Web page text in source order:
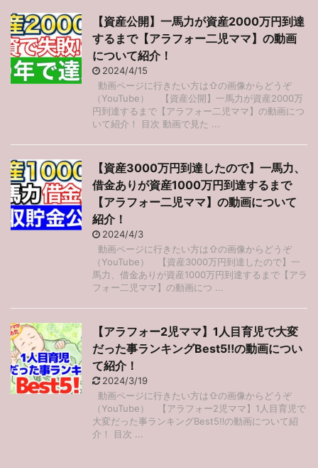
【資産公開】一馬力が資産2000万円到達
するまで【アラフォー二児ママ】の動画
について紹介！
2024/4/15
動画ページに行きたい方は⇧の画像からどうぞ
（YouTube） 【資産公開】一馬力が資産2000万
円到達するまで【アラフォー二児ママ】の動画につ
いて紹介！ 目次 動画で見た ...
【資産3000万円到達したので】一馬力、
借金ありが資産1000万円到達するまで
【アラフォー二児ママ】の動画について
紹介！
2024/4/3
動画ページに行きたい方は⇧の画像からどうぞ
（YouTube） 【資産3000万円到達したので】一
馬力、借金ありが資産1000万円到達するまで【アラ
フォー二児ママ】の動画につ ...
【アラフォー2児ママ】1人目育児で大変
だった事ランキングBest5‼︎の動画につい
て紹介！
2024/3/19
動画ページに行きたい方は⇧の画像からどうぞ
（YouTube） 【アラフォー2児ママ】1人目育児で
大変だった事ランキングBest5‼︎の動画について紹
介！ 目次 ...